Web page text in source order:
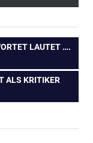
LAUTET ….
ALS KRITIKER